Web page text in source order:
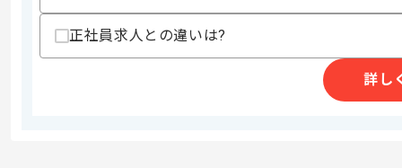
その他募集要項
商談回数
2025/04/14
正社員求人との違いは?
詳し